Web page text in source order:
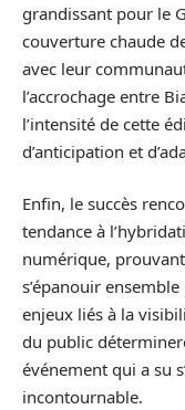
grandissant pour le
couverture chaude
avec leur
l’accrochage entre
l’intensité de cette
d’anticipation et
Enfin, le succès
tendance à
numérique,
s’épanouir
enjeux liés à la
du public
événement qui a su
incontournable.